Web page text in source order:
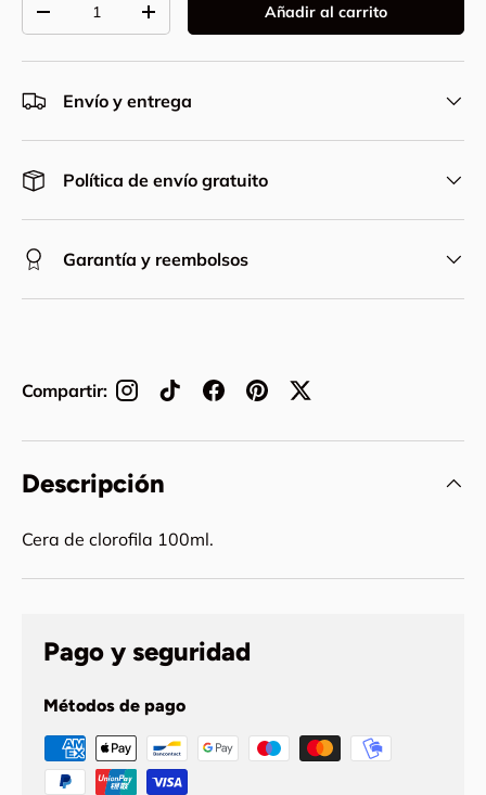
Disminuir cantidadAumentar la cantidadAñadir al carrito
Envío y entrega
Política de envío gratuito
Garantía y reembolsos
Compartir:
Descripción
Cera de clorofila 100ml.
Pago y seguridad
Métodos de pago